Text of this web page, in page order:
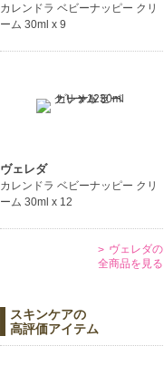
カレンドラ ベビーナッピー クリ
ーム 30ml x 9
ヴェレダ
カレンドラ ベビーナッピー クリ
ーム 30ml x 12
ヴェレダの
全商品を見る
スキンケアの
高評価アイテム